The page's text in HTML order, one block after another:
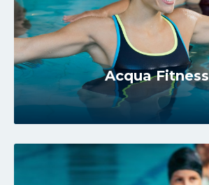
Acqua Fitness